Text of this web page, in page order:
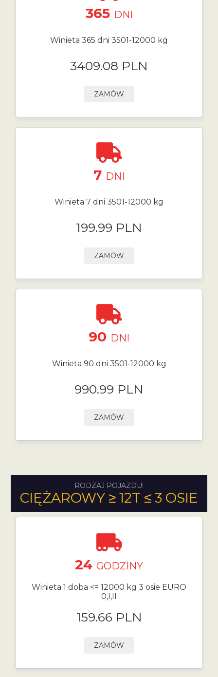
365 DNI
Winieta 365 dni 3501-12000 kg
3409.08 PLN
ZAMÓW
7 DNI
Winieta 7 dni 3501-12000 kg
199.99 PLN
ZAMÓW
90 DNI
Winieta 90 dni 3501-12000 kg
990.99 PLN
ZAMÓW
RODZAJ POJAZDU:
CIĘŻAROWY ≥ 12T ≤ 3 OSIE
24 GODZINY
Winieta 1 doba <= 12000 kg 3 osie EURO
0,I,II
159.66 PLN
ZAMÓW